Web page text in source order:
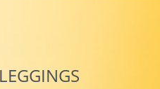
LEGGINGS